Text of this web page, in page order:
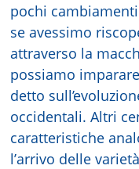
pochi
se avessimo
attraverso la
possiamo
detto
occidentali. Altri
caratteristiche
l’arrivo delle